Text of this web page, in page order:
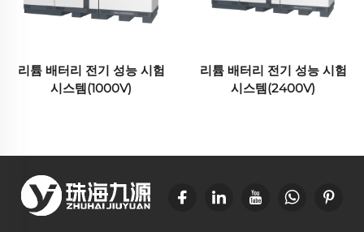
리튬 배터리 전기 성능 시험
시스템(1000V)
리튬 배터리 전기 성능 시험
시스템(2400V)